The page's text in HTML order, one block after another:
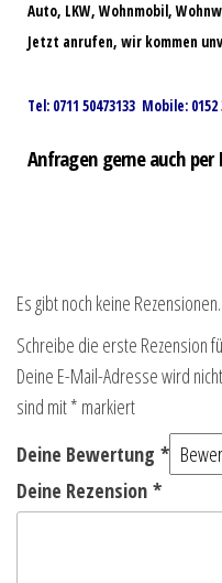
Auto, LKW, Wohnmobil,
Jetzt anrufen, wir kommen
Tel: 0711 50473133 Mobile: 0152
Anfragen gerne auch
Es gibt noch keine Rezensionen.
Schreibe die erste Rezension
Deine E-Mail-Adresse wird
sind mit* markiert
Deine Bewertung *
Deine Rezension *